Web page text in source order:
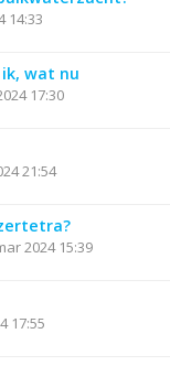
14:33
wat nu
17:30
21:54
2024 15:39
17:55